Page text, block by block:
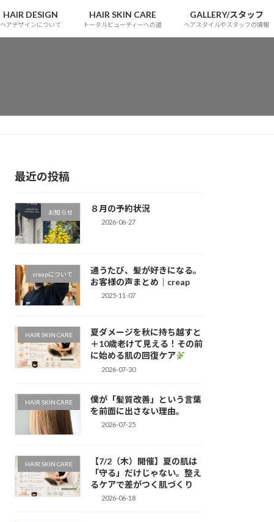
HAIR DESIGN
ヘアデザインについて
HAIR SKIN CARE
トータルビューティーへの道
GALLERY/スタッフ
ヘアスタイルやスタッフの情報
最近の投稿
お知らせ ８月の予約状況
2026-06-27
creapについて
通うたび、髪が好きになる。
お客様の声まとめ｜creap
2025-11-07
HAIR SKIN CARE
夏ダメージを秋に持ち越すと
＋10歳老けて見える！その前
に始める肌の回復ケア
2026-07-30
HAIR SKIN CARE
僕が「髪質改善」という言葉
を前面に出さない理由。
2026-07-25
HAIR SKIN CARE
【7/2（木）開催】夏の肌は
「守る」だけじゃない。整え
るケアで差がつく肌づくり
2026-06-18